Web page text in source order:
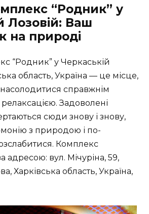
“Родник” у
Лозовій: Ваш
на природі
“Родник” у Черкаській
область, Україна — це місце,
справжнім
Задоволені
сюди знову і знову,
з природою і по-
Комплекс
адресою: вул. Мічуріна, 59,
Харківська область, Україна,